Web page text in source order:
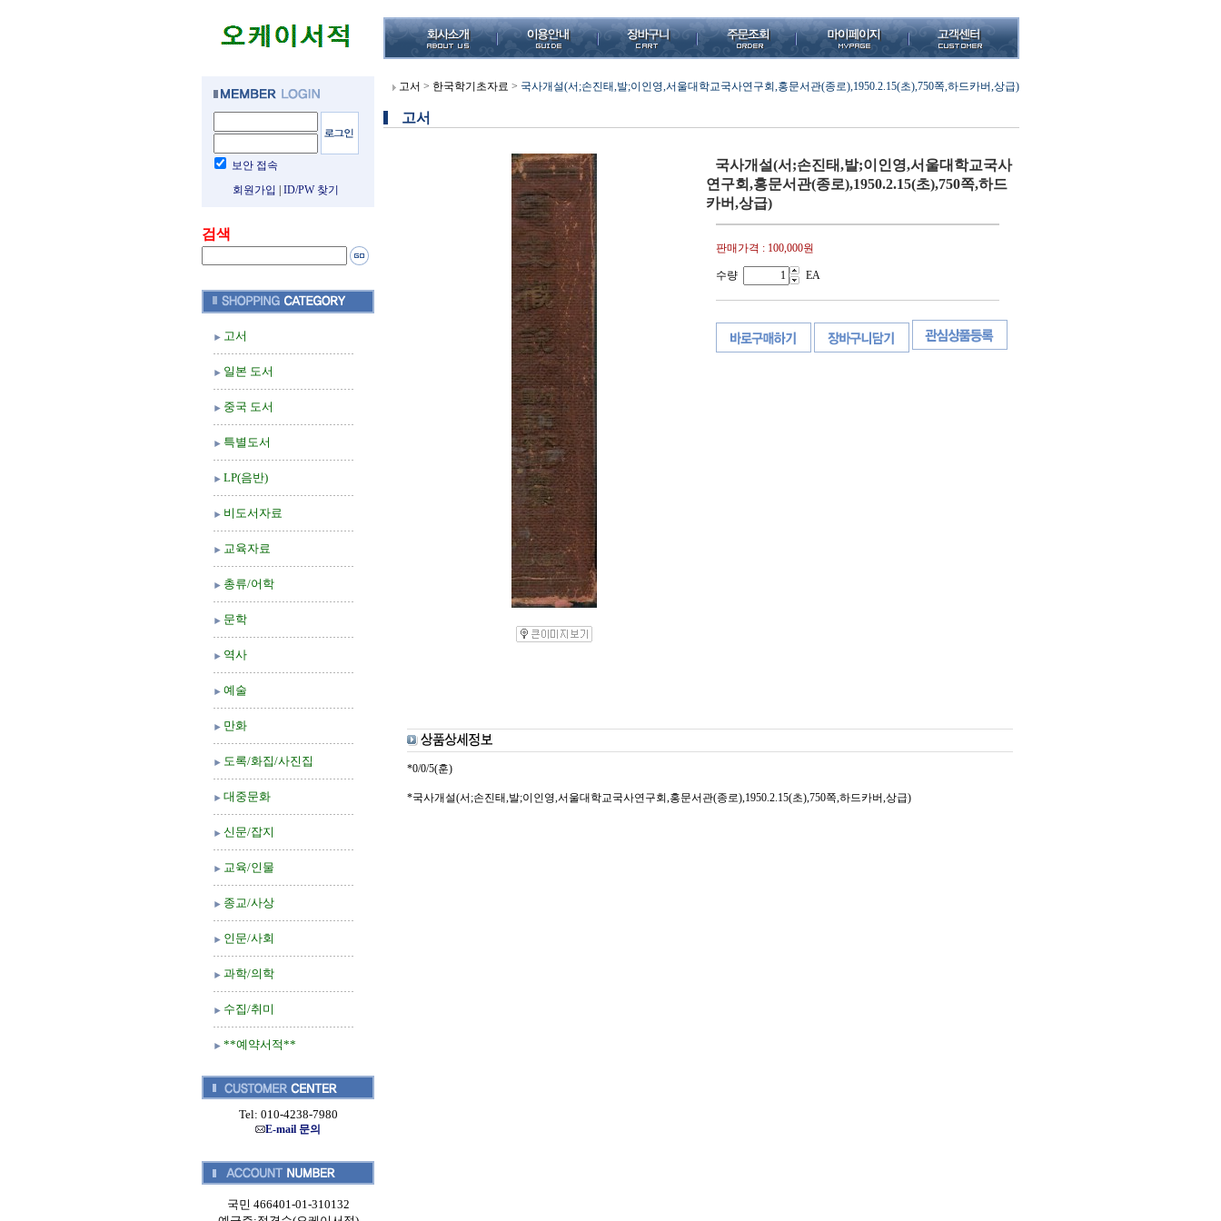
보안 접속
회원가입
ID/PW 찾기
검색
고서
일본 도서
중국 도서
특별도서
LP(음반)
비도서자료
교육자료
총류/어학
문학
역사
예술
만화
도록/화집/사진집
대중문화
신문/잡지
교육/인물
종교/사상
인문/사회
과학/의학
수집/취미
**예약서적**
Tel: 010-4238-7980
E-mail 문의
국민 466401-01-310132
고서 > 한국학기초자료 > 국사개설(서;손진태,발;이인영,서울대학교국사연구회,홍문서관(종로),1950.2.15(초),750쪽,하드카버,상급)
고서
국사개설(서;손진태,발;이인영,서울대학교국사
연구회,홍문서관(종로),1950.2.15(초),750쪽,하드
카버,상급)
판매가격 : 100,000원
수량 EA
*0/0/5(훈)
*국사개설(서;손진태,발;이인영,서울대학교국사연구회,홍문서관(종로),1950.2.15(초),750쪽,하드카버,상급)